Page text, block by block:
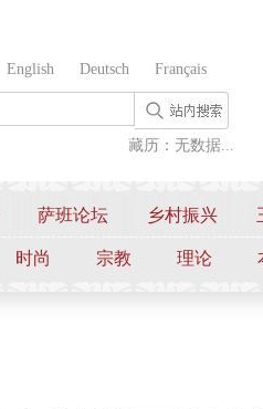
English Deutsch Français
藏历：无数据...
萨班论坛 乡村振兴
时尚 宗教 理论